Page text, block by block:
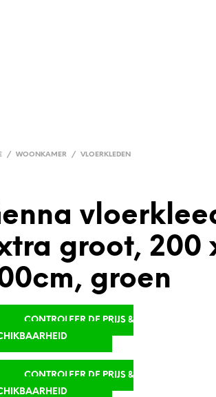
/ WOONKAMER / VLOERKLEDEN
groot, 200
groen
CONTROLEER DE PRIJS &
CONTROLEER DE PRIJS &